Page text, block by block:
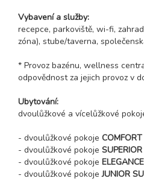
Vybavení a služby:
recepce, parkoviště, wi-fi,
zóna), stube/taverna,
* Provoz bazénu, wellness
odpovědnost za jejich provoz v
Ubytování:
dvoulůžkové a vícelůžkové
- dvoulůžkové pokoje COMFORT
- dvoulůžkové pokoje SUPERIOR
- dvoulůžkové pokoje ELEGANCE
- dvoulůžkové pokojeJUNIOR